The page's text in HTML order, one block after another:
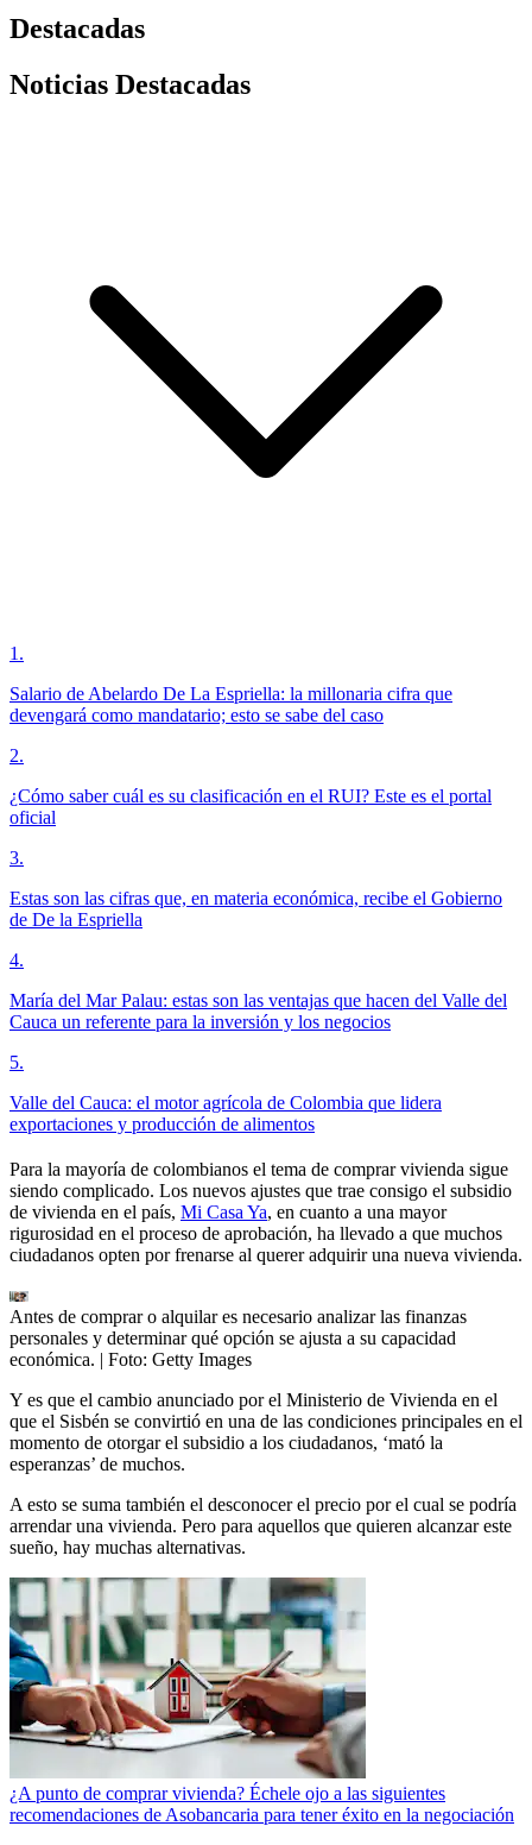
Destacadas
Noticias Destacadas
1 .
Salario de Abelardo De La Espriella: la millonaria cifra que
devengará como mandatario; esto se sabe del caso
2.
¿Cómo saber cuál es su clasificación en el RUI? Este es el portal
oficial
3.
Estas son las cifras que, en materia económica, recibe el Gobierno
de De la Espriella
4.
María del Mar Palau: estas son las ventajas que hacen del Valle del
Cauca un referente para la inversión y los negocios
5.
Valle del Cauca: el motor agrícola de Colombia que lidera
exportaciones y producción de alimentos
Para la mayoría de colombianos el tema de comprar vivienda sigue
siendo complicado. Los nuevos ajustes que trae consigo el subsidio
de vivienda en el país, Mi Casa Ya, en cuanto a una mayor
rigurosidad en el proceso de aprobación, ha llevado a que muchos
ciudadanos opten por frenarse al querer adquirir una nueva vivienda.
Antes de comprar o alquilar es necesario analizar las finanzas
personales y determinar qué opción se ajusta a su capacidad
económica. | Foto: Getty Images
Y es que el cambio anunciado por el Ministerio de Vivienda en el
que el Sisbén se convirtió en una de las condiciones principales en el
momento de otorgar el subsidio a los ciudadanos, ‘mató la
esperanzas’ de muchos.
A esto se suma también el desconocer el precio por el cual se podría
arrendar una vivienda. Pero para aquellos que quieren alcanzar este
sueño, hay muchas alternativas.
¿A punto de comprar vivienda? Échele ojo a las siguientes
recomendaciones de Asobancaria para tener éxito en la negociación